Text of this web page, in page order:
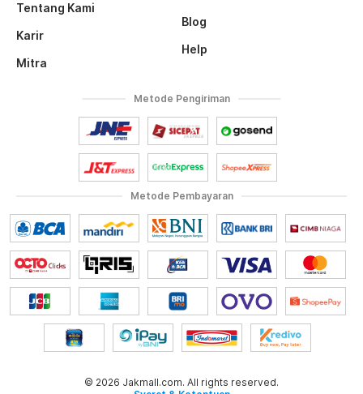
Tentang Kami
Karir
Mitra
Blog
Help
Metode Pembayaran
Metode Pengiriman
© 2026 Jakmall.com. All rights reserved.